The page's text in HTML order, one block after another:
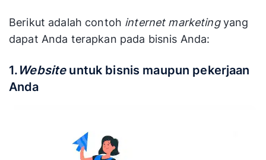
Berikut adalah contoh internet marketingyang
dapat Anda terapkan pada bisnis Anda:
1. Websiteuntuk bisnis maupun pekerjaan
Anda